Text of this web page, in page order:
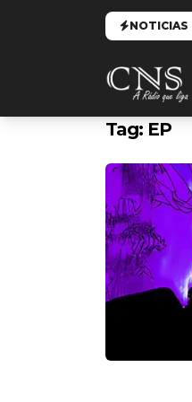
NOTICIAS
Tag: EP